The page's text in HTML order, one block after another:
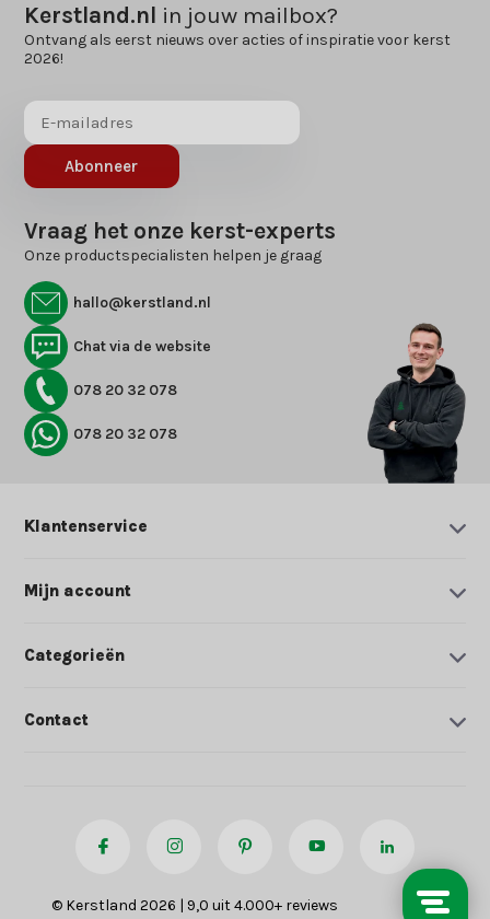
Kerstland.nl in jouw mailbox?
Ontvang als eerst nieuws over acties of inspiratie voor kerst
2026!
Abonneer
Vraag het onze kerst-experts
Onze productspecialisten helpen je graag
hallo@kerstland.nl
Chat via de website
078 20 32 078
078 20 32 078
Klantenservice
Mijn account
Categorieën
Contact
© Kerstland 2026 | 9,0 uit 4.000+ reviews